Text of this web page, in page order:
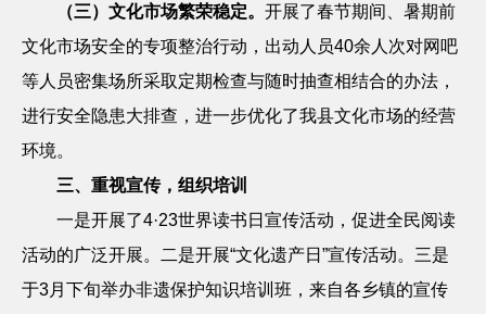
（三）文化市场繁荣稳定。 开展了春节期间、暑期前
文化市场安全的专项整治行动，出动人员40余人次对网吧
等人员密集场所采取定期检查与随时抽查相结合的办法，
进行安全隐患大排查，进一步优化了我县文化市场的经营
环境。
三、重视宣传，组织培训
一是开展了4·23世界读书日宣传活动，促进全民阅读
活动的广泛开展。二是开展“文化遗产日”宣传活动。三是
于3月下旬举办非遗保护知识培训班，来自各乡镇的宣传